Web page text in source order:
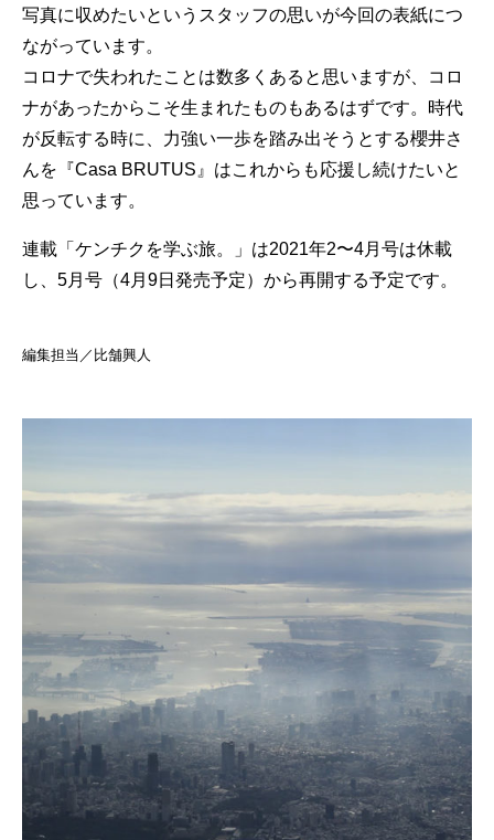
写真に収めたいというスタッフの思いが今回の表紙につ
ながっています。
コロナで失われたことは数多くあると思いますが、コロ
ナがあったからこそ生まれたものもあるはずです。時代
が反転する時に、力強い一歩を踏み出そうとする櫻井さ
んを『Casa BRUTUS』はこれからも応援し続けたいと
思っています。
連載「ケンチクを学ぶ旅。」は2021年2〜4月号は休載
し、5月号（4月9日発売予定）から再開する予定です。
編集担当／比舗興人